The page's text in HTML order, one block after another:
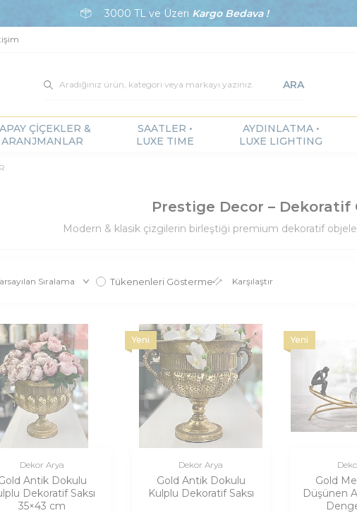
3000 TL ve Üzeri Kargo Bedava !
ARA
ÇİÇEKLER &
ARANJMANLAR
SAATLER •
LUXE TIME
AYDINLATMA •
LUXE LIGHTING
Prestige Decor – Dekoratif
Modern & klasik çizgilerin birleştiği premium dekoratif objeler
Tükenenleri Gösterme Karşılaştır
Dekor Arya
Antik Dokulu
Dekoratif Saksı
35×43 cm
Yeni
Dekor Arya
Gold Antik Dokulu
Kulplu Dekoratif Saksı
Yeni
Gold
Düşünen